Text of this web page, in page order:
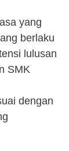
yang
berlaku
lulusan
SMK
dengan